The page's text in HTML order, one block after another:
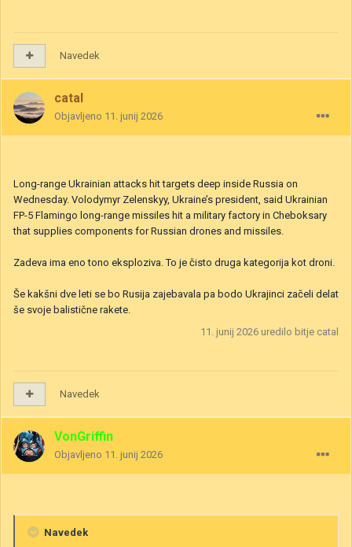
Navedek
catal
Objavljeno 11. junij 2026
Long-range Ukrainian attacks hit targets deep inside Russia on
Wednesday. Volodymyr Zelenskyy, Ukraine’s president, said Ukrainian
FP-5 Flamingo long-range missiles hit a military factory in Cheboksary
that supplies components for Russian drones and missiles.
Zadeva ima eno tono eksploziva. To je čisto druga kategorija kot droni.
Še kakšni dve leti se bo Rusija zajebavala pa bodo Ukrajinci začeli delat
še svoje balistične rakete.
11. junij 2026 uredilo bitje catal
Navedek
VonGriffin
Objavljeno 11. junij 2026
Navedek